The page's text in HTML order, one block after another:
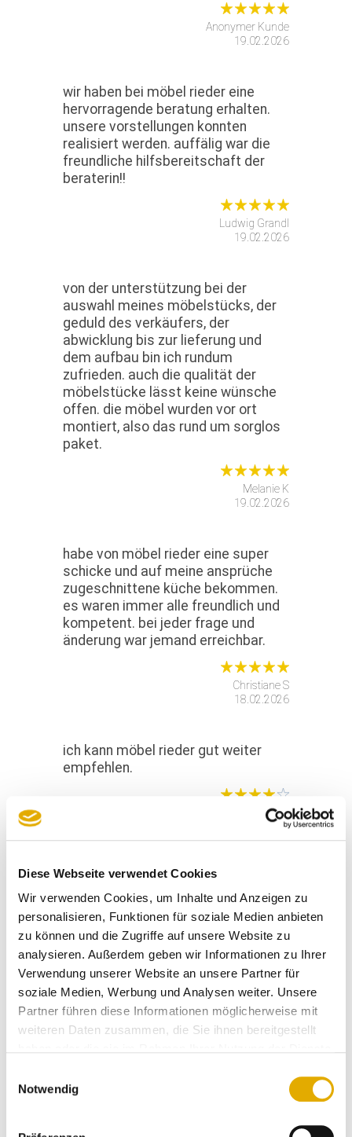
Diese Webseite verwendet Cookies
Wir verwenden Cookies, um Inhalte und Anzeigen zu
personalisieren, Funktionen für soziale Medien anbieten
zu können und die Zugriffe auf unsere Website zu
analysieren. Außerdem geben wir Informationen zu Ihrer
Verwendung unserer Website an unsere Partner für
soziale Medien, Werbung und Analysen weiter. Unsere
Partner führen diese Informationen möglicherweise mit
weiteren Daten zusammen, die Sie ihnen bereitgestellt
Notwendig
Anonymer Kunde
19.02.2026
wir haben bei möbel rieder eine
hervorragende beratung erhalten.
unsere vorstellungen konnten
realisiert werden. auffälig war die
freundliche hilfsbereitschaft der
beraterin!!
Ludwig Grandl
19.02.2026
von der unterstützung bei der
auswahl meines möbelstücks, der
geduld des verkäufers, der
abwicklung bis zur lieferung und
dem aufbau bin ich rundum
zufrieden. auch die qualität der
möbelstücke lässt keine wünsche
offen. die möbel wurden vor ort
montiert, also das rund um sorglos
paket.
Melanie K
19.02.2026
habe von möbel rieder eine super
schicke und auf meine ansprüche
zugeschnittene küche bekommen.
es waren immer alle freundlich und
kompetent. bei jeder frage und
änderung war jemand erreichbar.
Christiane S
18.02.2026
ich kann möbel rieder gut weiter
empfehlen.
Anonymer Kunde
14.02.2026
das frau rieder immer noch im laden
beratend anwesend ist! und man
kann auch noch ein schwätzchen
halten!!!!!
Klaus und Bärbel Purainer
14.02.2026
bis zur fertigstellung - wirklich